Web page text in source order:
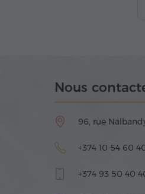
Nous
96, rue
+374 10 54 60
+374 93 50 40